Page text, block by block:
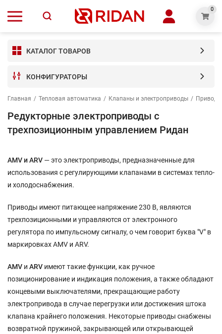
0
КАТАЛОГ ТОВАРОВ
КОНФИГУРАТОРЫ
Главная / Тепловая автоматика / Клапаны и электроприводы /
Редукторные электроприводы с
трехпозиционным управлением Ридан
AMV и ARV — это электроприводы, предназначенные для
использования с регулирующими клапанами в системах тепло-
и холодоснабжения.
Приводы имеют питающее напряжение 230 В, являются
трехпозиционными и управляются от электронного
регулятора по импульсному сигналу, о чем говорит буква "V" в
маркировках AMV и ARV.
AMV и ARV имеют такие функции, как ручное
позиционирование и индикация положения, а также обладают
концевыми выключателями, прекращающие работу
электропривода в случае перегрузки или достижения штока
клапана крайнего положения. Некоторые приводы снабжены
возвратной пружиной, закрывающей или открывающей